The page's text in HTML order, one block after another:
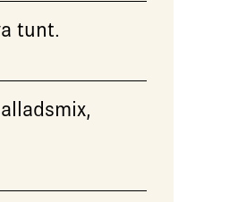
tunt.